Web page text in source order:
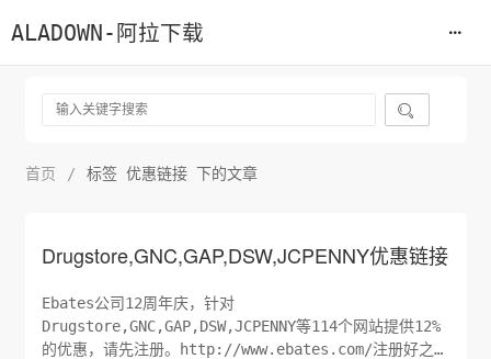
ALADOWN-阿拉下载

首页 / 标签 优惠链接 下的文章
Drugstore,GNC,GAP,DSW,JCPENNY优惠链接
Ebates公司12周年庆，针对
Drugstore,GNC,GAP,DSW,JCPENNY等114个网站提供12%
的优惠，请先注册。http://www.ebates.com/注册好之后